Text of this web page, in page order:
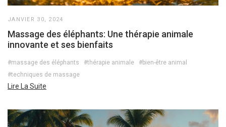
JANVIER 30, 2024
Massage des éléphants: Une thérapie animale
innovante et ses bienfaits
#massage des éléphants #thérapie animale
#bien-être animal
#techniques de massage
Lire La Suite